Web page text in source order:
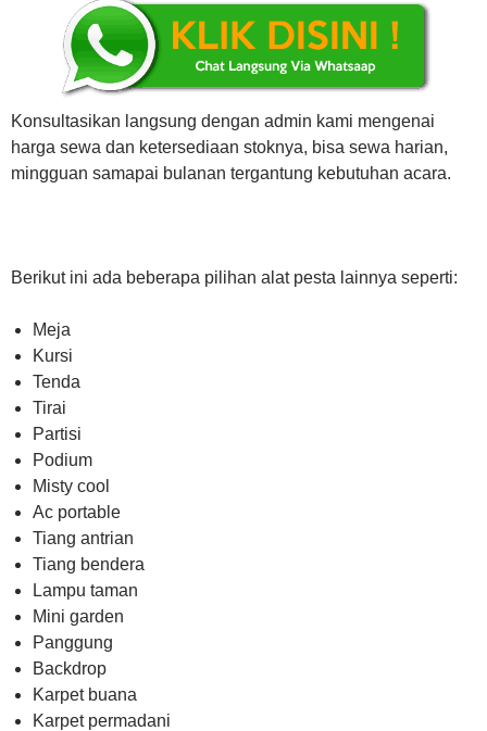
Konsultasikan langsung dengan admin kami mengenai
harga sewa dan ketersediaan stoknya, bisa sewa harian,
mingguan samapai bulanan tergantung kebutuhan acara.
Berikut ini ada beberapa pilihan alat pesta lainnya seperti:
Meja
Kursi
Tenda
Tirai
Partisi
Podium
Misty cool
Ac portable
Tiang antrian
Tiang bendera
Lampu taman
Mini garden
Panggung
Backdrop
Karpet buana
Karpet permadani